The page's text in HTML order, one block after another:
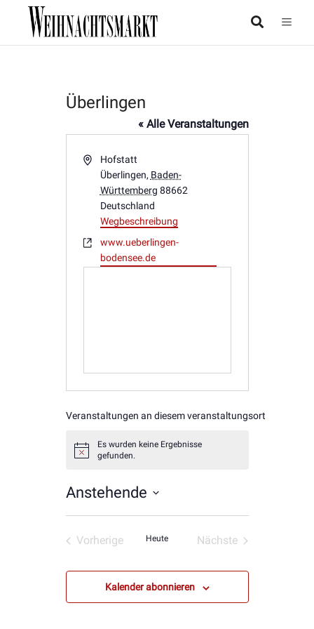
Überlingen
« Alle Veranstaltungen
AdresseHofstatt
Überlingen, Baden-
Württemberg 88662
Deutschland
Wegbeschreibung
Webseite
www.ueberlingen-
bodensee.de
Veranstaltungen an diesem veranstaltungsort
Hinweis
Es wurden keine Ergebnisse
gefunden.
Anstehende
Datum
wählen.
Vorherige
Heute
Nächste
Kalender abonnieren